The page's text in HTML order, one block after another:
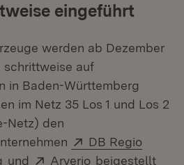
eingeführt
werden ab Dezember
schrittweise auf
in Baden-Württemberg
im Netz 35 Los 1 und Los 2
Netz) den
Extern:
DB Regio
(Öffnet in neuem Fenster)
und Extern:
Arverio (Öffnet in
beigestellt